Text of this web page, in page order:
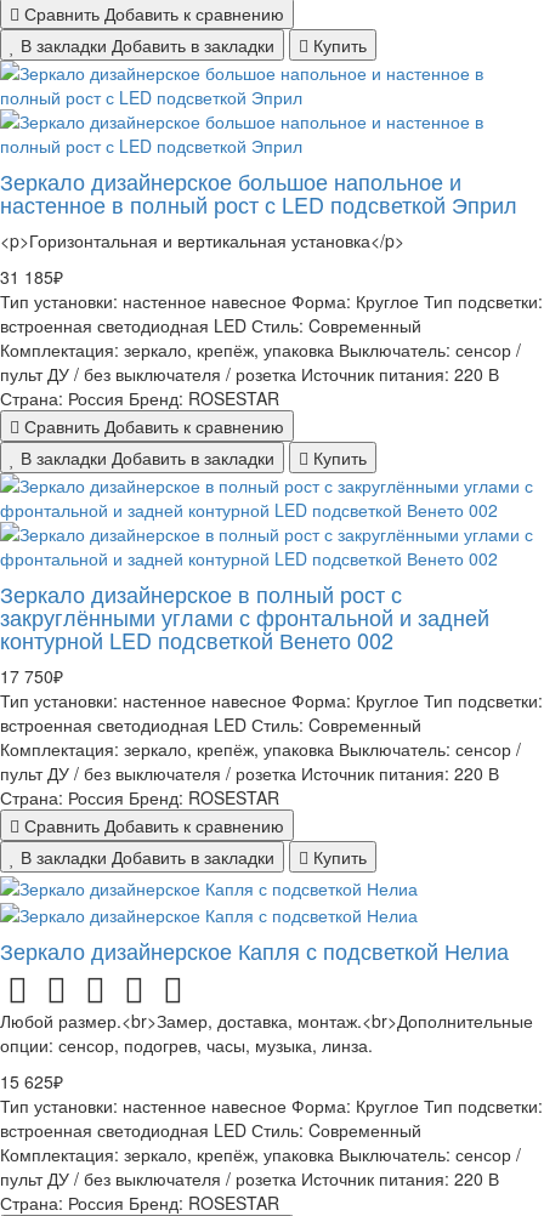
Сравнить Добавить к сравнению
В закладки Добавить в закладки Купить
Зеркало дизайнерское большое напольное и
настенное в полный рост с LED подсветкой Эприл
<p>Горизонтальная и вертикальная установка</p>
31 185₽
Тип установки: настенное навесное Форма: Круглое Тип подсветки:
встроенная светодиодная LED Стиль: Cовременный
Комплектация: зеркало, крепёж, упаковка Выключатель: сенсор /
пульт ДУ / без выключателя / розетка Источник питания: 220 В
Страна: Россия Бренд: ROSESTAR
Сравнить Добавить к сравнению
В закладки Добавить в закладки Купить
Зеркало дизайнерское в полный рост с
закруглёнными углами с фронтальной и задней
контурной LED подсветкой Венето 002
17 750₽
Тип установки: настенное навесное Форма: Круглое Тип подсветки:
встроенная светодиодная LED Стиль: Cовременный
Комплектация: зеркало, крепёж, упаковка Выключатель: сенсор /
пульт ДУ / без выключателя / розетка Источник питания: 220 В
Страна: Россия Бренд: ROSESTAR
Сравнить Добавить к сравнению
В закладки Добавить в закладки Купить
Зеркало дизайнерское Капля с подсветкой Нелиа
Любой размер.<br>Замер, доставка, монтаж.<br>Дополнительные
опции: сенсор, подогрев, часы, музыка, линза.
15 625₽
Тип установки: настенное навесное Форма: Круглое Тип подсветки:
встроенная светодиодная LED Стиль: Cовременный
Комплектация: зеркало, крепёж, упаковка Выключатель: сенсор /
пульт ДУ / без выключателя / розетка Источник питания: 220 В
Страна: Россия Бренд: ROSESTAR